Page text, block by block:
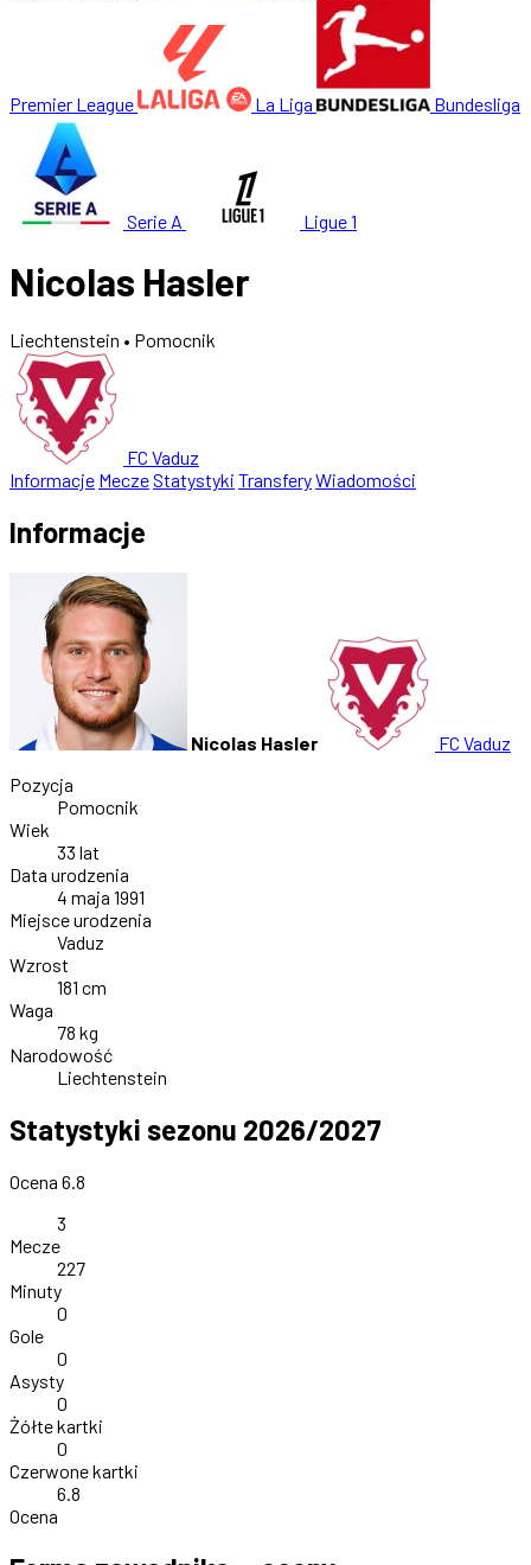
Premier League La Liga Bundesliga
Serie A Ligue 1
Nicolas Hasler
Liechtenstein • Pomocnik
FC Vaduz
Informacje MeczeStatystyki TransferyWiadomości
Informacje
Nicolas Hasler
FC Vaduz
Pozycja
Pomocnik
Wiek
33 lat
Data urodzenia
4 maja 1991
Miejsce urodzenia
Vaduz
Wzrost
181 cm
Waga
78 kg
Narodowość
Liechtenstein
Statystyki sezonu 2026/2027
Ocena 6.8
3
Mecze
227
Minuty
0
Gole
0
Asysty
0
Żółte kartki
0
Czerwone kartki
6.8
Ocena